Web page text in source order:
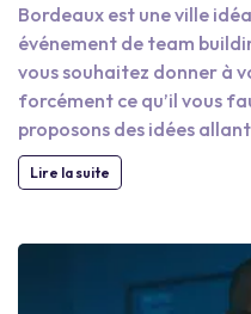
Bordeaux est une ville
événement de team
vous souhaitez donner à
forcément ce qu’il vous
proposons des idées
gastronomiques aux
passant par des jeux, des
organiser une chasse au
jusqu’au quartier Sainte-
résoudre autour de la
Lire la suite